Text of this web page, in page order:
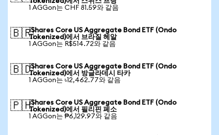
1 AGGon는 CHF 81.59와 같음
🇧🇷iShares Core US Aggregate Bond ETF (Ondo
Tokenized)에서 브라질 헤알
1 AGGon는 R$514.72와 같음
🇧🇩iShares Core US Aggregate Bond ETF (Ondo
Tokenized)에서 방글라데시 타카
1 AGGon는 ৳12,462.77와 같음
🇵🇭iShares Core US Aggregate Bond ETF (Ondo
Tokenized)에서 필리핀 페소
1 AGGon는 ₱6,129.97와 같음